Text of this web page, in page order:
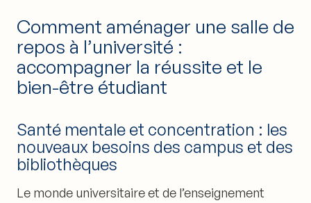
Comment aménager une salle de
repos à l’université :
accompagner la réussite et le
bien-être étudiant
Santé mentale et concentration : les
nouveaux besoins des campus et des
bibliothèques
Le monde universitaire et de l’enseignement